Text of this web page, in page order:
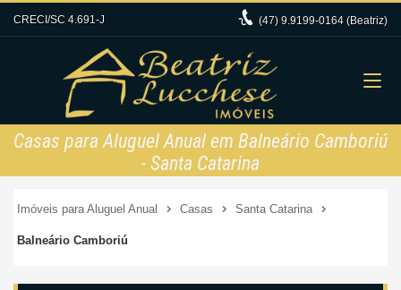
CRECI/SC 4.691-J (47) 9.9199-0164 (Beatriz)
Casas para Aluguel Anual em Balneário Camboriú
- Santa Catarina
Imóveis para Aluguel Anual Casas Santa Catarina
Balneário Camboriú